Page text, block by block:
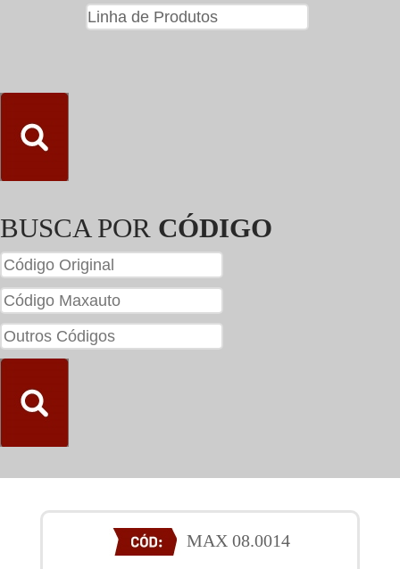
BUSCA POR CÓDIGO
MAX 08.0014